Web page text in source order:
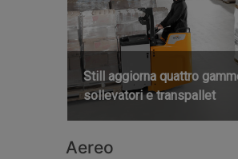
Still aggiorna quattro
sollevatori e transpallet
Aereo